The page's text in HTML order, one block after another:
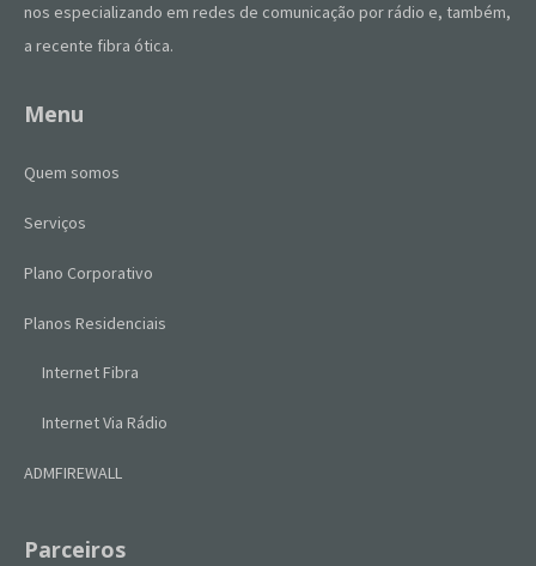
nos especializando em redes de comunicação por rádio e, também,
a recente fibra ótica.
Menu
Quem somos
Serviços
Plano Corporativo
Planos Residenciais
Internet Fibra
Internet Via Rádio
ADMFIREWALL
Parceiros